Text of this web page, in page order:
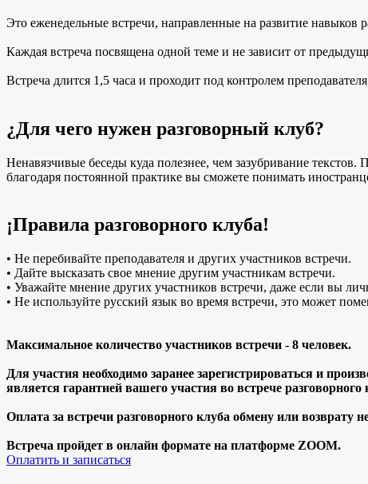
Это еженедельные встречи, направленные на развитие навыков
Каждая встреча посвящена одной теме и не зависит от
Встреча длится 1,5 часа и проходит под контролем
¿Для чего нужен разговорный клуб?
Ненавязчивые беседы куда полезнее, чем зазубривание текстов.
благодаря постоянной практике вы сможете понимать
¡Правила разговорного клуба!
• Не перебивайте преподавателя и других участников встречи.
• Дайте высказать свое мнение другим участникам встречи.
• Уважайте мнение других участников встречи, даже если вы
• Не используйте русский язык во время встречи, это может
Максимальное количество участников встречи - 8 человек.
Для участия необходимо заранее зарегистрироваться и
является гарантией вашего участия во встрече разговорного
Оплата за встречи разговорного клуба обмену или возврату
Встреча пройдет в онлайн формате на платформе ZOOM.
Оплатить и записаться